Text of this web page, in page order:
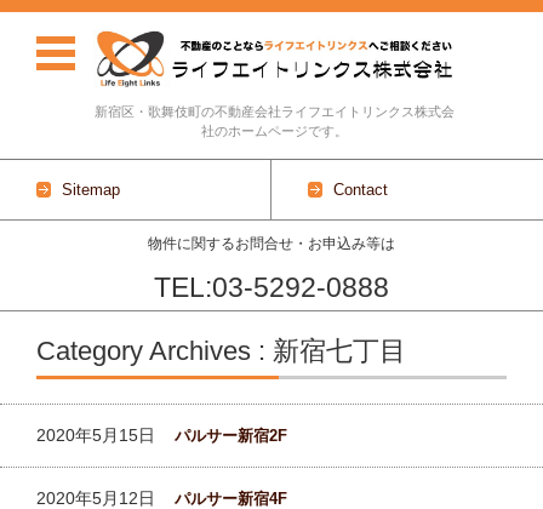
新宿区・歌舞伎町の不動産会社ライフエイトリンクス株式会
社のホームページです。
Sitemap Contact
物件に関するお問合せ・お申込み等は
TEL:03-5292-0888
Skip to content
Category Archives : 新宿七丁目
2020年5月15日 パルサー新宿2F
2020年5月12日 パルサー新宿4F